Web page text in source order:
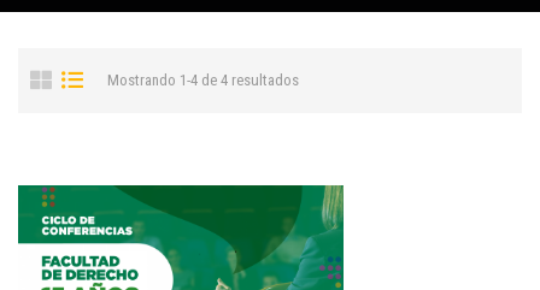
Mostrando 1-4 de 4 resultados